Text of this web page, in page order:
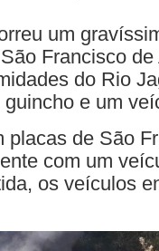
um
Francisco
do Rio
e um
placas de São
com um
os veículos